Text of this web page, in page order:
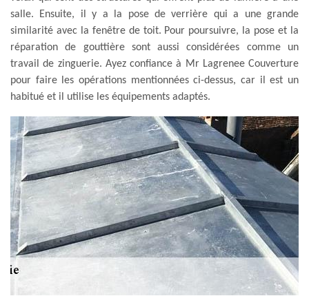
salle. Ensuite, il y a la pose de verrière qui a une grande
similarité avec la fenêtre de toit. Pour poursuivre, la pose et la
réparation de gouttière sont aussi considérées comme un
travail de zinguerie. Ayez confiance à Mr Lagrenee Couverture
pour faire les opérations mentionnées ci-dessus, car il est un
habitué et il utilise les équipements adaptés.